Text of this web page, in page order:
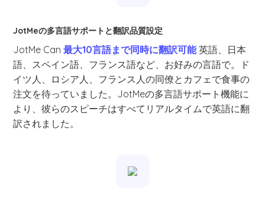
JotMeの多言語サポートと翻訳品質設定
JotMe Can最大10言語まで同時に翻訳可能英語、日本
語、スペイン語、フランス語など、お好みの言語で。ド
イツ人、ロシア人、フランス人の同僚とカフェで食事の
注文を待っていました。JotMeの多言語サポート機能に
より、彼らのスピーチはすべてリアルタイムで英語に翻
訳されました。